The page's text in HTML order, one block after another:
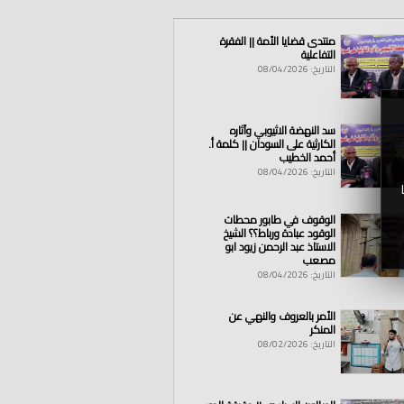
اليمن|كيان
منتدى قضايا الأمة || الفقرة
التفاعلية
التاريخ: 08/04/2026
سد النهضة الاثيوبي وآثاره
الكارثية على السودان || كلمة أ.
أحمد الخطيب
التاريخ: 08/04/2026
الوقوف في طابور محطات
الوقود عبادة ورباط؟؟ الشيخ
الاستاذ عبد الرحمن زيود ابو
مصعب
التاريخ: 08/04/2026
الأمر بالعروف والنهي عن
المنكر
التاريخ: 08/02/2026